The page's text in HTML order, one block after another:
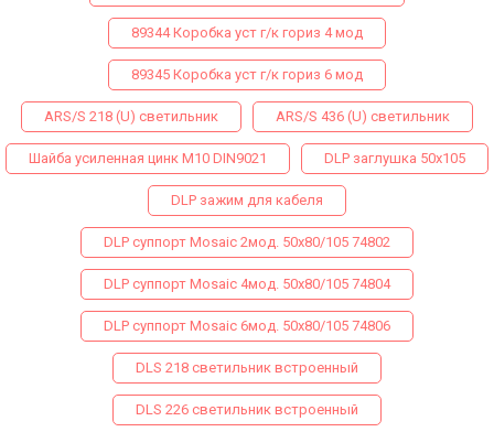
89344 Коробка уст г/к гориз 4 мод
89345 Коробка уст г/к гориз 6 мод
ARS/S 218 (U) светильник ARS/S 436 (U) светильник
Шайба усиленная цинк М10 DIN9021 DLP заглушка 50х105
DLP зажим для кабеля
DLP суппорт Mosaic 2мод. 50х80/105 74802
DLP суппорт Mosaic 4мод. 50х80/105 74804
DLP суппорт Mosaic 6мод. 50х80/105 74806
DLS 218 светильник встроенный
DLS 226 светильник встроенный